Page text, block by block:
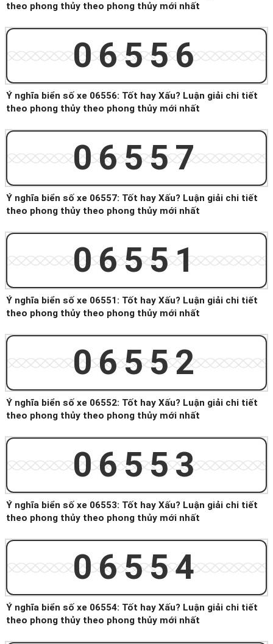
theo phong thủy theo phong thủy mới nhất
06556
Ý nghĩa biển số xe 06556: Tốt hay Xấu? Luận giải chi tiết
theo phong thủy theo phong thủy mới nhất
06557
Ý nghĩa biển số xe 06557: Tốt hay Xấu? Luận giải chi tiết
theo phong thủy theo phong thủy mới nhất
06551
Ý nghĩa biển số xe 06551: Tốt hay Xấu? Luận giải chi tiết
theo phong thủy theo phong thủy mới nhất
06552
Ý nghĩa biển số xe 06552: Tốt hay Xấu? Luận giải chi tiết
theo phong thủy theo phong thủy mới nhất
06553
Ý nghĩa biển số xe 06553: Tốt hay Xấu? Luận giải chi tiết
theo phong thủy theo phong thủy mới nhất
06554
Ý nghĩa biển số xe 06554: Tốt hay Xấu? Luận giải chi tiết
theo phong thủy theo phong thủy mới nhất